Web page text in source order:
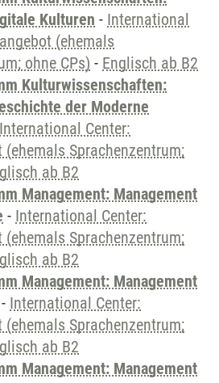
Kulturen - International
(ehemals
ohne CPs) - Englisch ab B2
Kulturwissenschaften:
der Moderne
International Center:
(ehemals Sprachenzentrum;
ab B2
Management: Management
- International Center:
(ehemals Sprachenzentrum;
ab B2
Management: Management
- International Center:
(ehemals Sprachenzentrum;
ab B2
Management: Management